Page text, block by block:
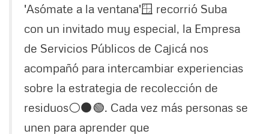
'Asómate a la ventana'🪟 recorrió Suba
con un invitado muy especial, la Empresa
de Servicios Públicos de Cajicá nos
acompañó para intercambiar experiencias
sobre la estrategia de recolección de
residuos⚪⚫🟢. Cada vez más personas se
unen para aprender que